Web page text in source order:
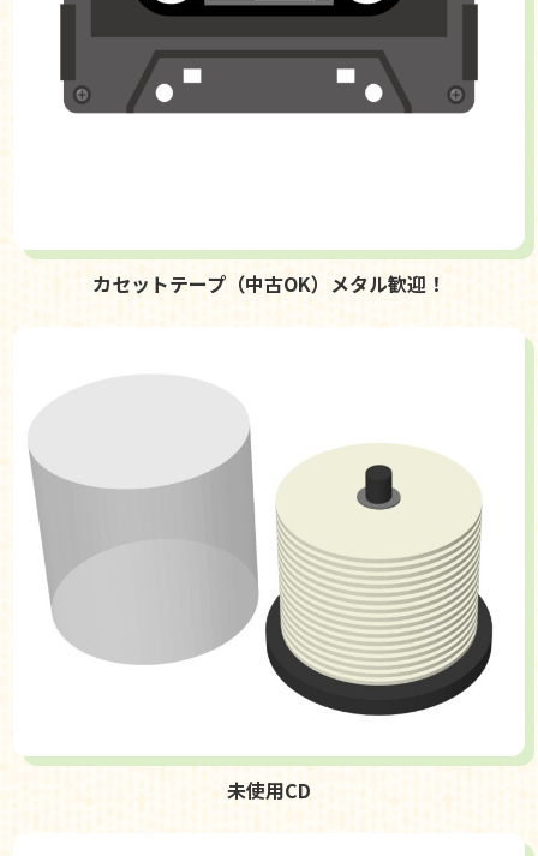
カセットテープ（中古OK）メタル歓迎！
未使用CD